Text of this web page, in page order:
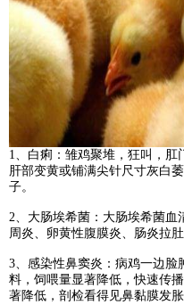
1、白痢：雏鸡聚堆，狂叫，肛
肝部变黄或铺满尖针尺寸灰白
子。
2、大肠埃希菌：大肠埃希菌
周炎、卵黄性腹膜炎、肠炎拉肚
3、感染性鼻窦炎：病鸡一边脸
料，饲喂量显著降低，快速传
著降低，剖检看得见鼻黏膜发胀